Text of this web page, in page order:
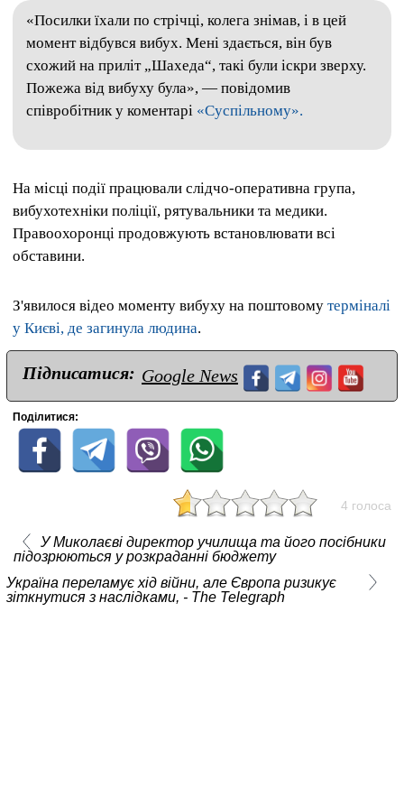
«Посилки їхали по стрічці, колега знімав, і в цей
момент відбувся вибух. Мені здається, він був
схожий на приліт „Шахеда“, такі були іскри зверху.
Пожежа від вибуху була», — повідомив
співробітник у коментарі «Суспільному».
На місці події працювали слідчо-оперативна група,
вибухотехніки поліції, рятувальники та медики.
Правоохоронці продовжують встановлювати всі
обставини.
З'явилося відео моменту вибуху на поштовому терміналі
у Києві, де загинула людина.
Підписатися: Google News
Поділитися:
4 голоса
У Миколаєві директор училища та його посібники
підозрюються у розкраданні бюджету
Україна переламує хід війни, але Європа ризикує
зіткнутися з наслідками, - The Telegraph